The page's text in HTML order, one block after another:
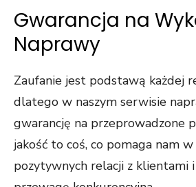
Gwarancja na
Naprawy
Zaufanie jest podstawą każdej
dlatego w naszym serwisie
gwarancję na przeprowadzone
jakość to coś, co pomaga nam
pozytywnych relacji z klientami